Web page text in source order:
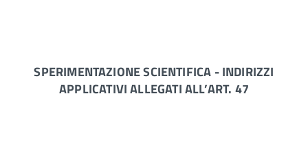
SPERIMENTAZIONE SCIENTIFICA - INDIRIZZI
APPLICATIVI ALLEGATI ALL’ART. 47